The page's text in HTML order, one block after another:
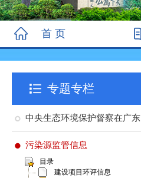
首 页
专题专栏
中央生态环境保护督察在广东
污染源监管信息
目录
建设项目环评信息